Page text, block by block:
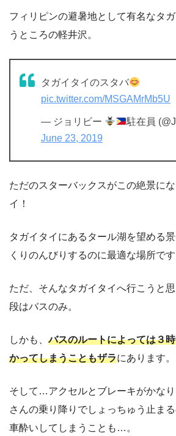
フィリピンの避暑地として有名なタ
うところの軽井沢。
タガイタイのスタバ
pic.twitter.com/MSGAMrMb5U
— ジョリビー
駐在員
June 23, 2019
ただのスターバックスがこの絶景に
イ！
タガイタイにあるタール湖を望める
くりのんびりするのに最適な場所です
ただ、そんなタガイタイへ行こうと
段はバスのみ。
しかも、バスのルートによっては３
かってしまうこともザラにあります。
そして…アクセルとブレーキがかな
さんの乗り降りでしょっちゅう止ま
車酔いしてしまうことも…。